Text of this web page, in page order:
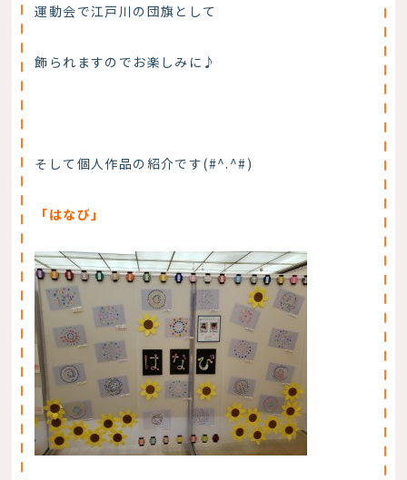
運動会で江戸川の団旗として
飾られますのでお楽しみに♪
そして個人作品の紹介です(#^.^#)
「はなび」